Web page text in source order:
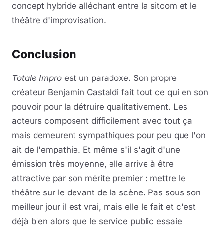
concept hybride alléchant entre la sitcom et le
théâtre d'improvisation.
Conclusion
Totale Impro est un paradoxe. Son propre
créateur Benjamin Castaldi fait tout ce qui en son
pouvoir pour la détruire qualitativement. Les
acteurs composent difficilement avec tout ça
mais demeurent sympathiques pour peu que l'on
ait de l'empathie. Et même s'il s'agit d'une
émission très moyenne, elle arrive à être
attractive par son mérite premier : mettre le
théâtre sur le devant de la scène. Pas sous son
meilleur jour il est vrai, mais elle le fait et c'est
déjà bien alors que le service public essaie